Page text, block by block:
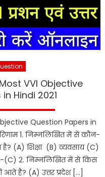
VVI Objective
Hindi 2021
Question Papers in
1. निम्नलिखित में से कौन-
(A) शिक्षा (B) व्यवसाय (C)
(C) 2. निम्नलिखित में से किस
आते है? (A) उत्तर प्रदेश […]